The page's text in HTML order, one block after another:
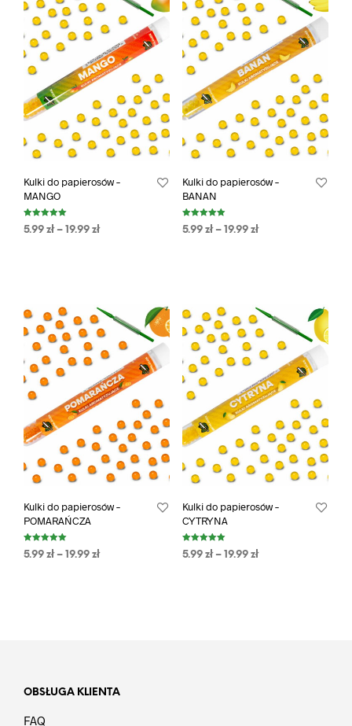
Kulki do papierosów –
MANGO
Oceniono
5.00
5.99 zł– 19.99 zł
Kulki do papierosów –
BANAN
Oceniono
5.00
5.99 zł– 19.99 zł
Kulki do papierosów –
POMARAŃCZA
Oceniono
5.00
5.99 zł– 19.99 zł
Kulki do papierosów –
CYTRYNA
Oceniono
5.00
5.99 zł– 19.99 zł
OBSŁUGA KLIENTA
FAQ